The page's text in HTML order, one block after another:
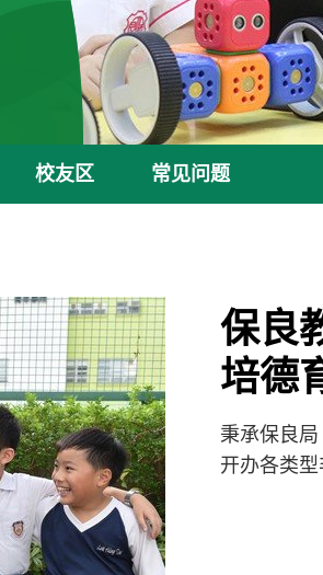
校友区 常见问题
保良
培德
秉承保良
开办各类